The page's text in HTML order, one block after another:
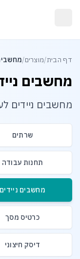
דף הבית/מוצרים/
מחשבים
מחשבים ניידים
שרתים
תחנות עבודה
מחשבים ניידים
כרטיס מסך
דיסק חיצוני